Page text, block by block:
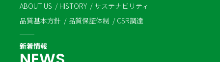
ABOUT US HISTORY
サステナビリティ
品質基本方針
品質保証体制 CSR調達
新着情報